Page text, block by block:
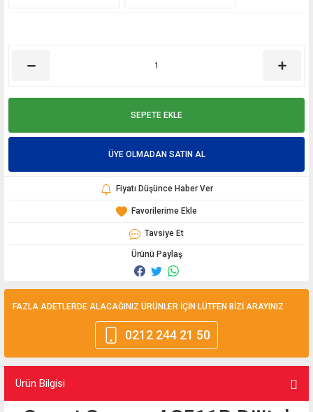
SEPETE EKLE
ÜYE OLMADAN SATIN AL
Fiyatı Düşünce Haber Ver
Tavsiye Et
Ürünü Paylaş
FAZLA ADETLERDE ALACAĞINIZ ÜRÜNLER İÇİN LÜTFEN BİZİ ARAYINIZ
0212 244 21 50
Ürün Bilgisi